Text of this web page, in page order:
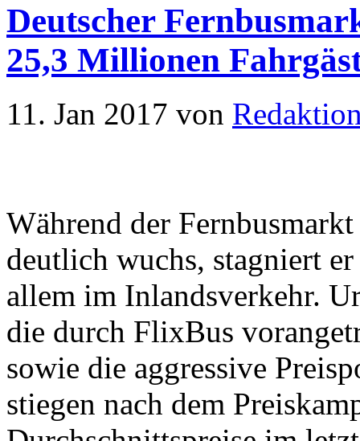
Deutscher
25,3 Millionen
11. Jan 2017 von
Während der
deutlich wuchs, stagniert
allem im Inlandsverkehr.
die durch FlixBus
sowie die aggressive
stiegen nach dem